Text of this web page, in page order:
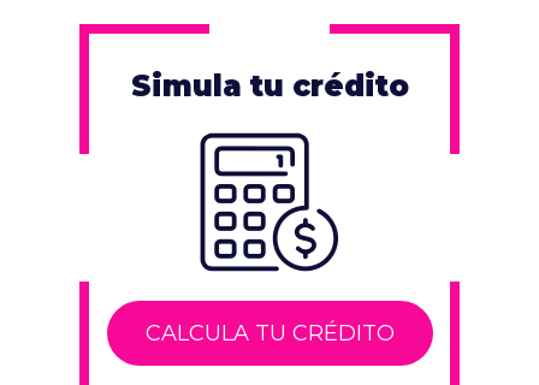
Simula tu crédito
CALCULA TU CRÉDITO